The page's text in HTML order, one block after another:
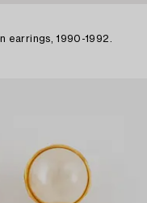
earrings, 1990-1992.